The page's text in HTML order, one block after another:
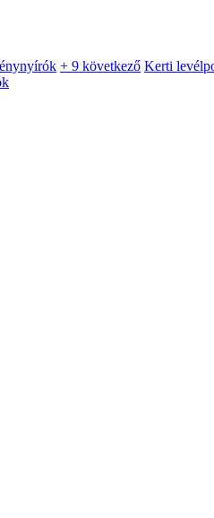
+ 9 következő Kerti